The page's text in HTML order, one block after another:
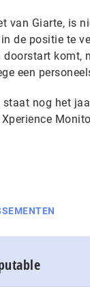
van Giarte, is
de positie te
komt,
een
nog het